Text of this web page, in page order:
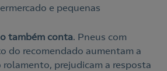
e pequenas
também conta. Pneus com
do recomendado aumentam a
rolamento, prejudicam a resposta